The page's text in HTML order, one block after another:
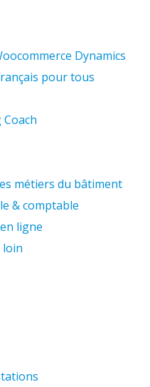
Dynamics
pour tous
métiers du bâtiment
& comptable
ligne
loin